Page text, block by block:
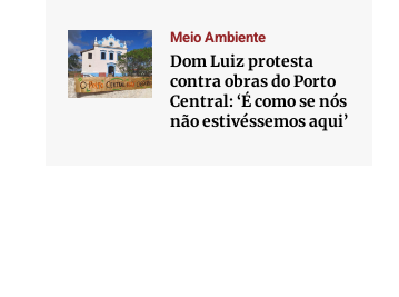
Meio Ambiente
Dom Luiz protesta
contra obras do Porto
Central: ‘É como se nós
não estivéssemos aqui’